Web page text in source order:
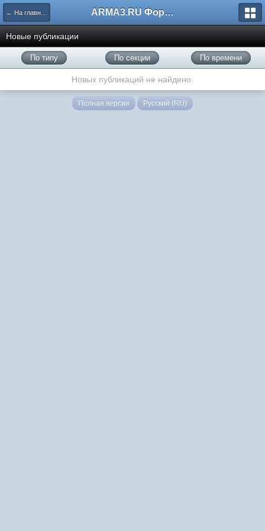
← На главную ARMA3.RU Форум
Новые публикации
По типу По секции По времени
Новых публикаций не найдено.
Полная версия Русский (RU)